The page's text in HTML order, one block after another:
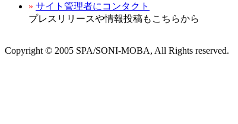
» サイト管理者にコンタクト
プレスリリースや情報投稿もこちらから
Copyright © 2005 SPA/SONI-MOBA, All Rights reserved.